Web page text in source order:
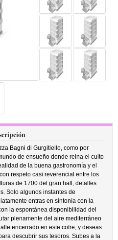
Bagni di Gurgitiello, como por
de ensueño donde reina el culto
de la buena gastronomía y el
respeto casi reverencial entre los
de 1700 del gran hall, detalles
Solo algunos instantes de
entras en sintonía con la
la espontánea disponibilidad del
plenamente del aire mediterráneo
encerrado en este cofre, y deseas
descubrir sus tesoros. Subes a la